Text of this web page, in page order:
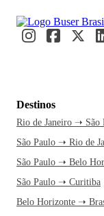
Destinos
Rio de Janeiro ➝ São
São Paulo ➝ Rio de
São Paulo ➝ Belo
São Paulo ➝ Curitiba
Belo Horizonte ➝